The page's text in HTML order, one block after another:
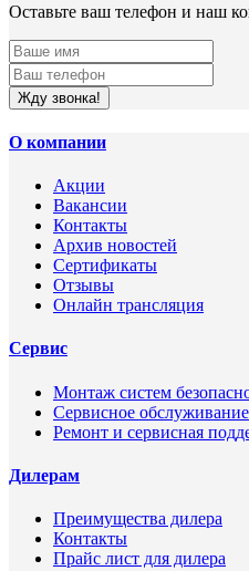
Оставьте ваш телефон и наш
Жду звонка!
О компании
Акции
Вакансии
Контакты
Архив новостей
Сертификаты
Отзывы
Онлайн трансляция
Сервис
Монтаж систем
Сервисное обслуживание
Ремонт и сервисная
Дилерам
Преимущества дилера
Контакты
Прайс лист для дилера